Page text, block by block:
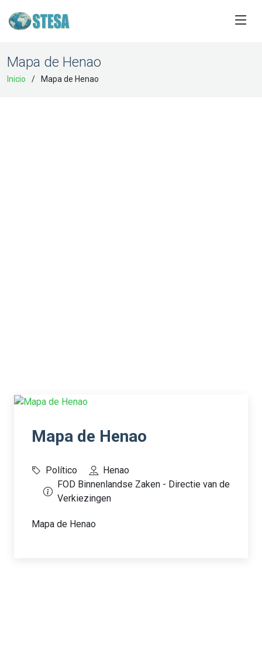
Mapa de Henao
Inicio Mapa de Henao
Mapa de Henao
Político
Henao
FOD Binnenlandse Zaken - Directie van de
Verkiezingen
Mapa de Henao